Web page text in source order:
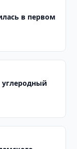
в первом
углеродный